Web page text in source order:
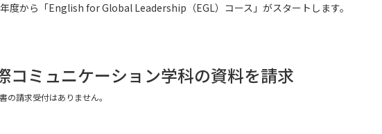
併願校選び 受験スケジュールを立てよ
度から「English for Global Leadership（EGL）コース」がスタートします。
コミュニケーション学科の資料を請求
の請求受付はありません。